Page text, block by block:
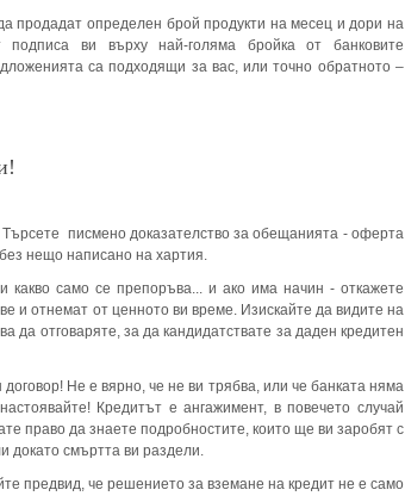
определен брой продукти на месец и дори на
ви върху най-голяма бройка от банковите
са подходящи за вас, или точно обратното –
писмено доказателство за обещанията - оферта
нещо написано на хартия.
само се препоръва... и ако има начин - откажете
и отнемат от ценното ви време. Изискайте да видите на
да отговаряте, за да кандидатствате за даден кредитен
Не е вярно, че не ви трябва, или че банката няма
Кредитът е ангажимент, в повечето случай
право да знаете подробностите, които ще ви заробят с
докато смъртта ви раздели.
че решението за вземане на кредит не е само